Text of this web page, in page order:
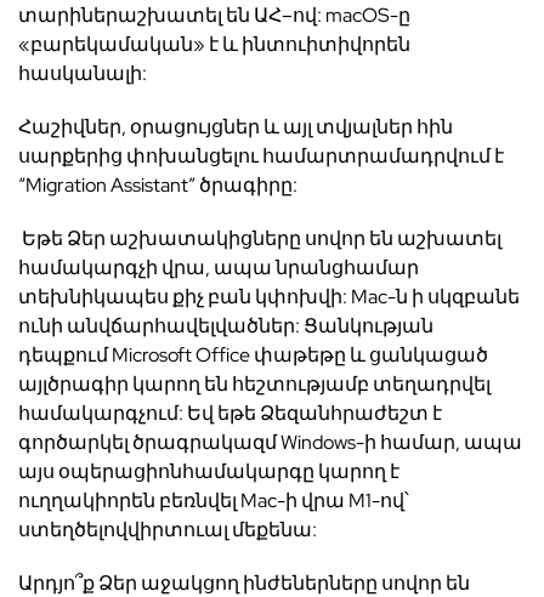
տարիներաշխատել են ԱՀ–ով: macOS-ը
«բարեկամական» էևինտուիտիվորեն
հասկանալի:
Հաշիվներ,օրացույցներ ևայլ տվյալներ հին
սարքերից փոխանցելուհամարտրամադրվումէ
“Migration Assistant”ծրագիրը:
Եթե Ձեր աշխատակիցները սովոր են աշխատել
համակարգչի վրա, ապանրանցհամար
տեխնիկապես քիչբան կփոխվի: Mac-ն ի սկզբանե
ունի անվճարհավելվածներ: Ցանկության
դեպքումMicrosoft Officeփաթեթը ևցանկացած
այլծրագիր կարող են հեշտությամբ տեղադրվել
համակարգչում: Եվ եթե Ձեզանհրաժեշտ է
գործարկել ծրագրակազմWindows-ի համար, ապա
այսօպերացիոնհամակարգը կարող է
ուղղակիորեն բեռնվել Mac-ի վրա M1-ով՝
ստեղծելովվիրտուալ մեքենա:
Արդյո՞քՁեր աջակցող ինժեներները սովոր են